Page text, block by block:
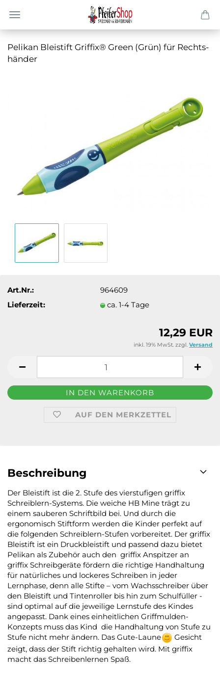
Pe­li­kan Blei­stift Grif­fix® Green (Grün) für Rechts­
hän­der
Art.Nr.:
964609
Lieferzeit:
ca. 1-4 Tage
12,29 EUR
inkl. 19% MwSt. zzgl. Versand
AUF DEN MERKZETTEL
Beschreibung
Der Bleistift ist die 2. Stufe des vierstufigen griffix
Schreiblern-Systems. Die weiche HB Mine trägt zu
einem sauberen Schriftbild bei. Und durch die
ergonomisch Stiftform werden die Kinder perfekt auf
die folgenden Schreiblern-Stufen vorbereitet. Der griffix
Bleistift ist ein Druckbleistift und passend dazu bietet
Pelikan als Zubehör auch den griffix Anspitzer an
griffix Schreibgeräte fördern die richtige Handhaltung
für natürliches und lockeres Schreiben in jeder
Lernphase, denn alle Stifte – vom Wachsschreiber über
den Bleistift und Tintenroller bis hin zum Schulfüller -
sind optimal auf die jeweilige Lernstufe des Kindes
angepasst. Dank eines einheitlichen Griffmulden-
Konzepts muss das Kind die Handhaltung von Stufe zu
Stufe nicht mehr ändern. Das Gute-Laune
Gesicht
zeigt, dass der Stift richtig gehalten wird. Mit griffix
macht das Schreibenlernen Spaß.